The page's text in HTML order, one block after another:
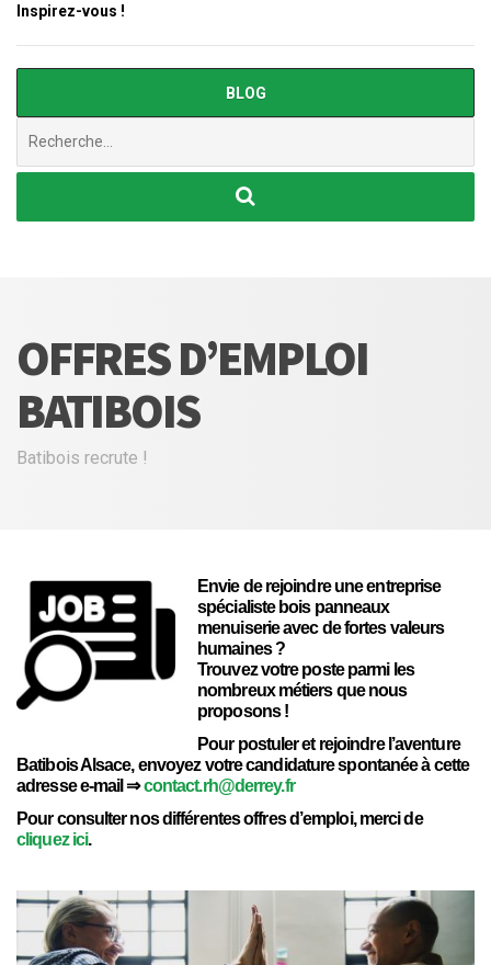
Inspirez-vous !
BLOG
OFFRES D’EMPLOI
BATIBOIS
Batibois recrute !
Envie de rejoindre une entreprise
spécialiste bois panneaux
menuiserie avec de fortes valeurs
humaines ?
Trouvez votre poste parmi les
nombreux métiers que nous
proposons !
Pour postuler et rejoindre l’aventure
Batibois Alsace, envoyez votre candidature spontanée à cette
adresse e-mail ⇒contact.rh@derrey.fr
Pour consulter nos différentes offres d’emploi, merci de
cliquez ici.